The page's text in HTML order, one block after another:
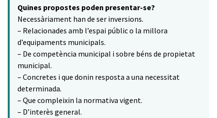
−
Quines propostes poden presentar-se?
Necessàriament han de ser inversions.
– Relacionades amb l’espai públic o la millora
d’equipaments municipals.
– De competència municipal i sobre béns de propietat
municipal.
– Concretes i que donin resposta a una necessitat
determinada.
– Que compleixin la normativa vigent.
– D’interès general.